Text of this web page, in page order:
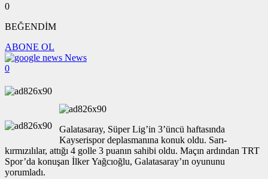
0
BEĞENDİM
ABONE OL
News
0
Galatasaray, Süper Lig’in 3’üncü haftasında
Kayserispor deplasmanına konuk oldu. Sarı-
kırmızılılar, attığı 4 golle 3 puanın sahibi oldu. Maçın ardından TRT
Spor’da konuşan İlker Yağcıoğlu, Galatasaray’ın oyununu
yorumladı.